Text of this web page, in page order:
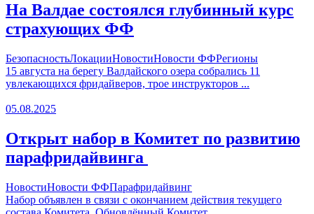
На Валдае состоялся глубинный курс
страхующих ФФ
БезопасностьЛокацииНовостиНовости ФФРегионы
15 августа на берегу Валдайского озера собрались 11
увлекающихся фридайверов, трое инструкторов ...
05.08.2025
Открыт набор в Комитет по развитию
парафридайвинга
НовостиНовости ФФПарафридайвинг
Набор объявлен в связи с окончанием действия текущего